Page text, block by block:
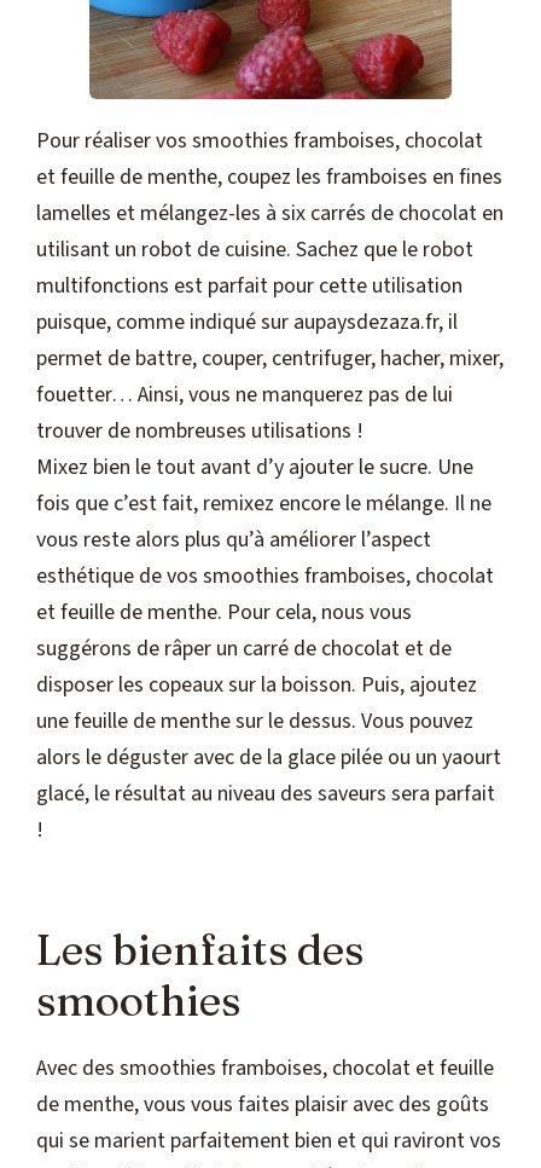
Pour réaliser vos smoothies framboises, chocolat
et feuille de menthe, coupez les framboises en fines
lamelles et mélangez-les à six carrés de chocolat en
utilisant un robot de cuisine. Sachez que le robot
multifonctions est parfait pour cette utilisation
puisque, comme indiqué sur aupaysdezaza.fr, il
permet de battre, couper, centrifuger, hacher, mixer,
fouetter… Ainsi, vous ne manquerez pas de lui
trouver de nombreuses utilisations !
Mixez bien le tout avant d’y ajouter le sucre. Une
fois que c’est fait, remixez encore le mélange. Il ne
vous reste alors plus qu’à améliorer l’aspect
esthétique de vos smoothies framboises, chocolat
et feuille de menthe. Pour cela, nous vous
suggérons de râper un carré de chocolat et de
disposer les copeaux sur la boisson. Puis, ajoutez
une feuille de menthe sur le dessus. Vous pouvez
alors le déguster avec de la glace pilée ou un yaourt
glacé, le résultat au niveau des saveurs sera parfait
!
Les bienfaits des
smoothies
Avec des smoothies framboises, chocolat et feuille
de menthe, vous vous faites plaisir avec des goûts
qui se marient parfaitement bien et qui raviront vos